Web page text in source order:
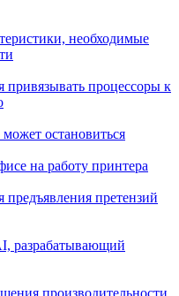
необходимые
привязывать процессоры к
остановиться
на работу принтера
предъявления претензий
разрабатывающий